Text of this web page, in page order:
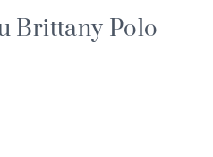
Brittany Polo